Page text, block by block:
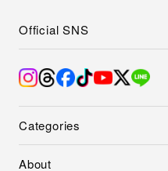
Categories
About
Official SNS